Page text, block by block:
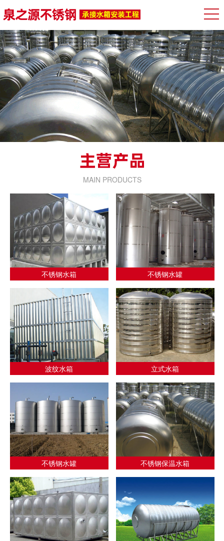
MAIN PRODUCTS
不锈钢水箱 不锈钢水罐
波纹水箱 立式水箱
不锈钢水罐 不锈钢保温水箱